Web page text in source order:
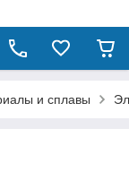
и сплавы